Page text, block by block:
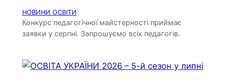
НОВИНИ ОСВІТИ
Конкурс педагогічної майстерності приймає
заявки у серпні. Запрошуємо всіх педагогів.